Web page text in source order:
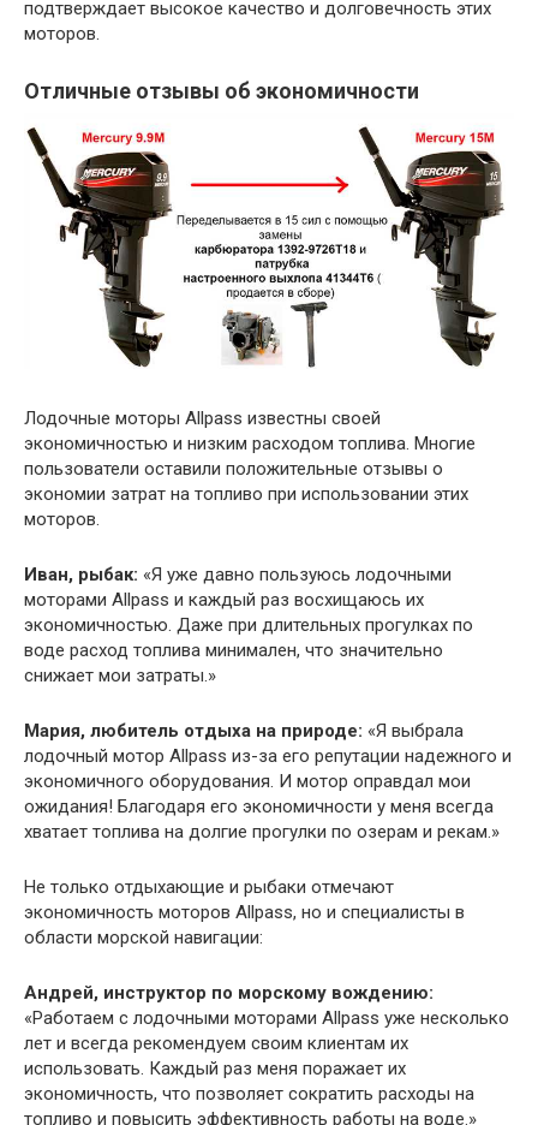
подтверждает высокое качество и долговечность этих
моторов.
Отличные отзывы об экономичности
Лодочные моторы Allpass известны своей
экономичностью и низким расходом топлива. Многие
пользователи оставили положительные отзывы о
экономии затрат на топливо при использовании этих
моторов.
Иван, рыбак: «Я уже давно пользуюсь лодочными
моторами Allpass и каждый раз восхищаюсь их
экономичностью. Даже при длительных прогулках по
воде расход топлива минимален, что значительно
снижает мои затраты.»
Мария, любитель отдыха на природе: «Я выбрала
лодочный мотор Allpass из-за его репутации надежного и
экономичного оборудования. И мотор оправдал мои
ожидания! Благодаря его экономичности у меня всегда
хватает топлива на долгие прогулки по озерам и рекам.»
Не только отдыхающие и рыбаки отмечают
экономичность моторов Allpass, но и специалисты в
области морской навигации:
Андрей, инструктор по морскому вождению:
«Работаем с лодочными моторами Allpass уже несколько
лет и всегда рекомендуем своим клиентам их
использовать. Каждый раз меня поражает их
экономичность, что позволяет сократить расходы на
топливо и повысить эффективность работы на воде.»